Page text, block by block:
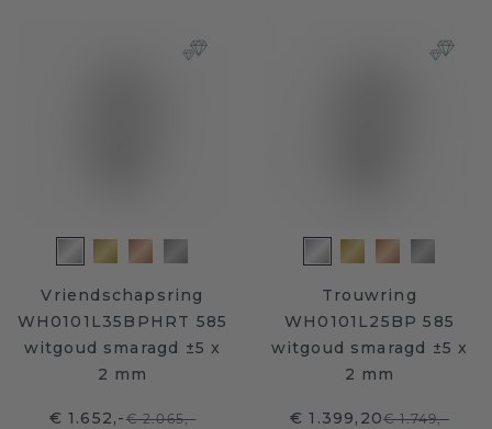
Vriendschapsring
WH0101L35BPHRT 585
witgoud smaragd ±5 x
2 mm
€ 1.652,-€ 2.065,-
Trouwring
WH0101L25BP 585
witgoud smaragd ±5 x
2 mm
€ 1.399,20€ 1.749,-